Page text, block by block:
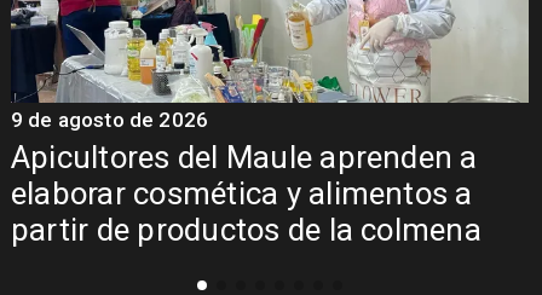
Álvarez-Salamanca destaca
inversión regional en el inicio de
obras de la Subcomisaría Maule
9 de agosto de 2026